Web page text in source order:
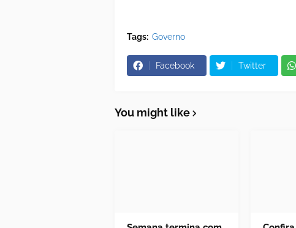
Tags: Governo
Facebook Twitter
You might like